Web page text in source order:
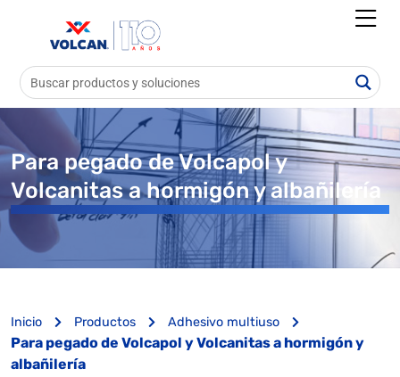
Para pegado de Volcapol y
Volcanitas a hormigón y albañilería
Inicio Productos Adhesivo multiuso
Para pegado de Volcapol y Volcanitas a hormigón y
albañilería